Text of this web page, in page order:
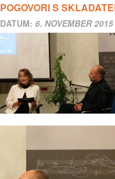
POGOVORI S
DATUM: 6. NOVEMBER 2015